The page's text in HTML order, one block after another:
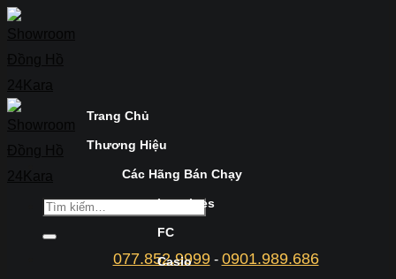
077.852.9999- 0901.989.686
Trang Chủ
Thương Hiệu
Các Hãng Bán Chạy
Longines
FC
Casio